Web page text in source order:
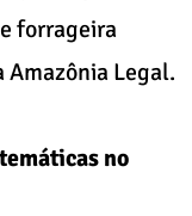
forrageira
Legal.
no